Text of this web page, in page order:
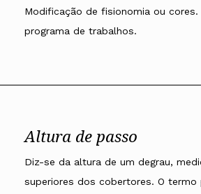
Modificação de fisionomia ou cores.
programa de trabalhos.
Altura de passo
Diz-se da altura de um degrau,
superiores dos cobertores. O termo